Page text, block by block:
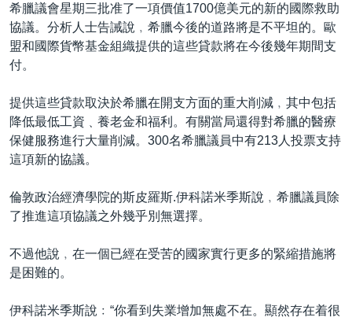
每日視頻新聞
VOA 60秒 (國際)
美國專訊
視頻存檔
YOUTUBE頻道
音頻
時事經緯
新聞音頻
海外港人
港人港心
美國透視
廣播節目表
國語
關注我們
希臘議會星期三批准了一項價值1700億美元的新的國際救助
協議。分析人士告誡說﹐希臘今後的道路將是不平坦的。歐
盟和國際貨幣基金組織提供的這些貸款將在今後幾年期間支
付。
提供這些貸款取決於希臘在開支方面的重大削減﹐其中包括
降低最低工資﹑養老金和福利。有關當局還得對希臘的醫療
保健服務進行大量削減。300名希臘議員中有213人投票支持
這項新的協議。
倫敦政治經濟學院的斯皮羅斯.伊科諾米季斯說﹐希臘議員除
了推進這項協議之外幾乎別無選擇。
不過他說﹐在一個已經在受苦的國家實行更多的緊縮措施將
是困難的。
伊科諾米季斯說﹕“你看到失業增加無處不在。顯然存在着很